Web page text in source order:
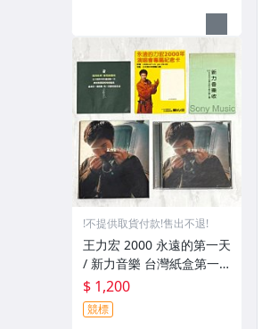
!不提供取貨付款!售出不退!
王力宏 2000 永遠的第一天
/ 新力音樂 台灣紙盒第一
版專輯 CD / 附歌詞 永遠的
力宏2000年演唱會專屬紀
念卡 美國棉宣傳DM 回函
$ 1,200
競標